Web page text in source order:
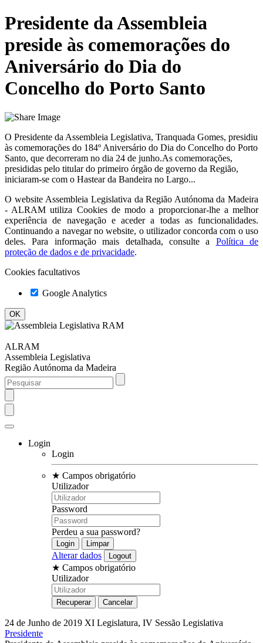
Presidente da Assembleia
preside às comemorações do
Aniversário do Dia do
Concelho do Porto Santo
O Presidente da Assembleia Legislativa, Tranquada Gomes, presidiu
às comemorações do 184º Aniversário do Dia do Concelho do Porto
Santo, que decorreram no dia 24 de junho.As comemorações,
presididas pelo titular do primeiro órgão de governo da Região,
iniciaram-se com o Hastear da Bandeira no Largo...
O website Assembleia Legislativa da Região Autónoma da Madeira
- ALRAM utiliza Cookies de modo a proporcionar-lhe a melhor
experiência de navegação e aceder a todas as funcionalidades.
Continuando a navegar no website, o utilizador concorda com o uso
deles. Para informação mais detalhada, consulte a
Política de
proteção de dados e de privacidade.
Cookies facultativos
Google Analytics
ALRAM
Assembleia Legislativa
Região Autónoma da Madeira
Login
Login
★ Campos obrigatório
Utilizador
Password
Perdeu a sua password?
Alterar dados
★ Campos obrigatório
Utilizador
24 de Junho de 2019 XI Legislatura, IV Sessão Legislativa
Presidente